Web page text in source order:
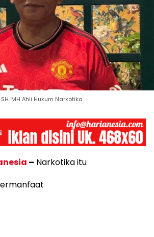
MH Ahli Hukum Narkotika
– Narkotika itu